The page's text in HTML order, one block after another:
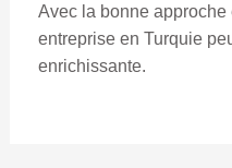
Avec la bonne approche
entreprise en Turquie
enrichissante.